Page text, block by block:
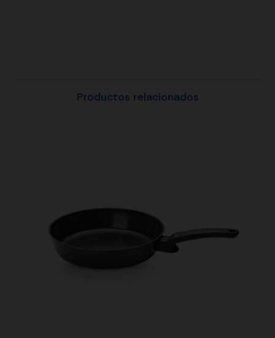
Productos relacionados